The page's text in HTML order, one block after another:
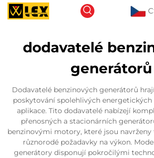
dodavatelé
generátorů
Dodavatelé benzinových generátorů
poskytování spolehlivých energetických
aplikace. Tito dodavatelé nabízejí
přenosných a stacionárních
benzinovými motory, které jsou navrženy
různorodé požadavky na výkon.
generátory disponují pokročilými